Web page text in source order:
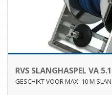
RVS SLANGHASPEL VA
GESCHIKT VOOR MAX. 10 M